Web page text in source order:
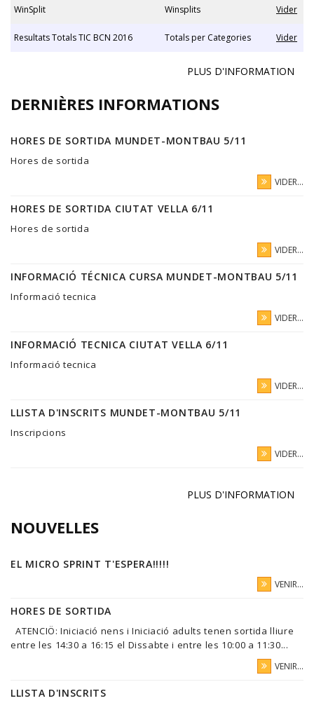
WinSplit Winsplits Vider
Resultats Totals TIC BCN 2016 Totals per Categories Vider
PLUS D'INFORMATION
DERNIÈRES INFORMATIONS
HORES DE SORTIDA MUNDET-MONTBAU 5/11
Hores de sortida
VIDER...
HORES DE SORTIDA CIUTAT VELLA 6/11
Hores de sortida
VIDER...
INFORMACIÓ TÉCNICA CURSA MUNDET-MONTBAU 5/11
Informació tecnica
VIDER...
INFORMACIÓ TECNICA CIUTAT VELLA 6/11
Informació tecnica
VIDER...
LLISTA D'INSCRITS MUNDET-MONTBAU 5/11
Inscripcions
VIDER...
PLUS D'INFORMATION
NOUVELLES
EL MICRO SPRINT T'ESPERA!!!!!
VENIR...
HORES DE SORTIDA
ATENCIÖ: Iniciació nens i Iniciació adults tenen sortida lliure
entre les 14:30 a 16:15 el Dissabte i entre les 10:00 a 11:30...
VENIR...
LLISTA D'INSCRITS